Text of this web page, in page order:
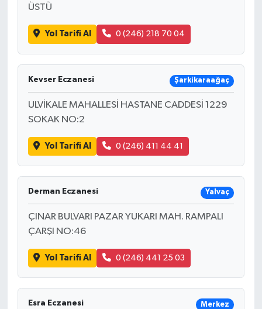
ÜSTÜ
Yol Tarifi Al 0 (246) 218 70 04
Kevser Eczanesi Şarkikaraağaç
ULVİKALE MAHALLESİ HASTANE CADDESİ 1229
SOKAK NO:2
Yol Tarifi Al 0 (246) 411 44 41
Derman Eczanesi Yalvaç
ÇINAR BULVARI PAZAR YUKARI MAH. RAMPALI
ÇARŞI NO:46
Yol Tarifi Al 0 (246) 441 25 03
Esra Eczanesi Merkez